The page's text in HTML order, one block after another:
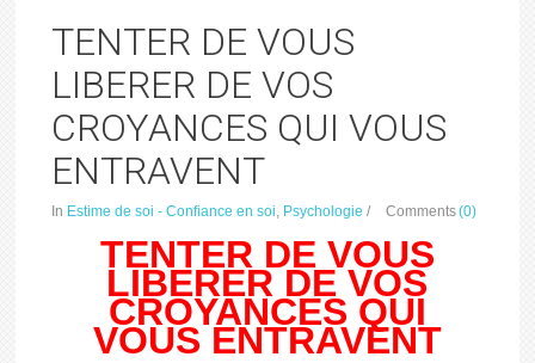
TENTER DE VOUS
LIBERER DE VOS
CROYANCES QUI VOUS
ENTRAVENT
In Estime de soi - Confiance en soi, Psychologie / Comments(0)
TENTER DE VOUS
LIBERER DE VOS
CROYANCES QUI
VOUS ENTRAVENT